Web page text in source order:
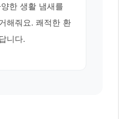
한 생활 냄새를
해줘요. 쾌적한 환
니다.